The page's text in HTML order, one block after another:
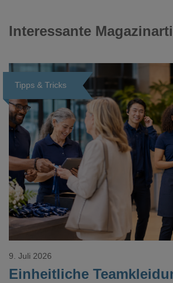
Interessante
Tipps & Tricks
Loading...
Einheitliche
9. Juli 2026